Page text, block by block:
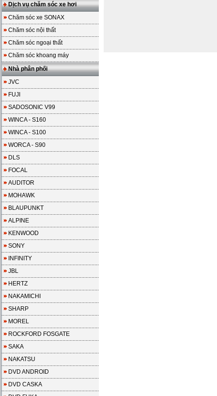
Dịch vụ chăm sóc xe hơi
Chăm sóc xe SONAX
Chăm sóc nội thất
Chăm sóc ngoại thất
Chăm sóc khoang máy
Nhà phân phối
JVC
FUJI
SADOSONIC V99
WINCA - S160
WINCA - S100
WORCA - S90
DLS
FOCAL
AUDITOR
MOHAWK
BLAUPUNKT
ALPINE
KENWOOD
SONY
INFINITY
JBL
HERTZ
NAKAMICHI
SHARP
MOREL
ROCKFORD FOSGATE
SAKA
NAKATSU
DVD ANDROID
DVD CASKA